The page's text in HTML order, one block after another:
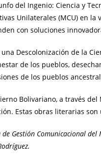
del Ingenio: Ciencia y
Unilaterales (MCU) en
con soluciones
una Descolonización de la
de los pueblos,
de los pueblos
Bolivariano, a través
Estas obras literarias
de Gestión Comunicacional